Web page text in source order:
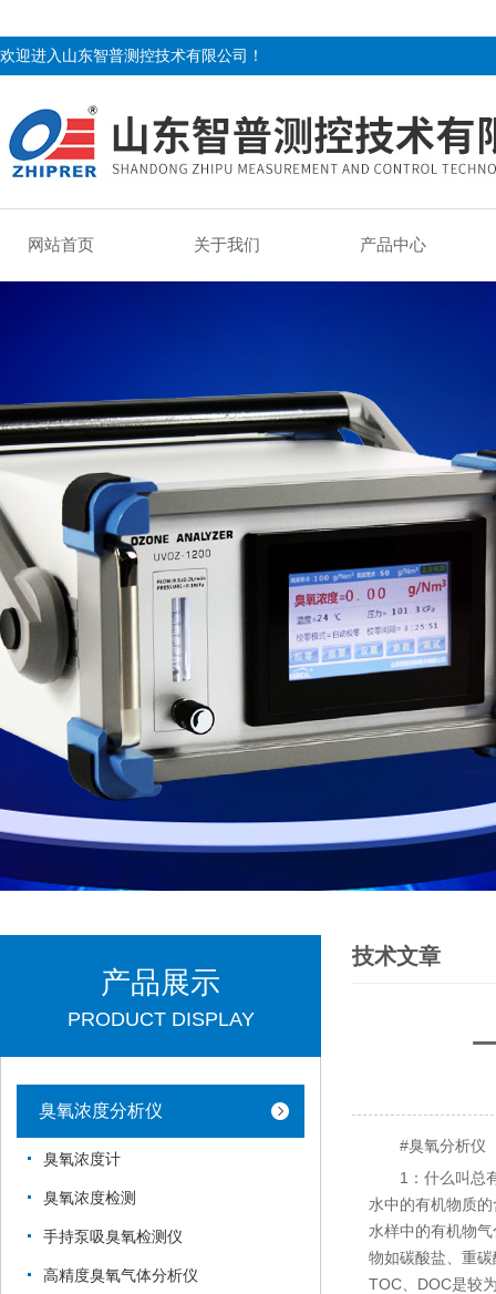
欢迎进入山东智普测控技术有限公司！
网站首页 关于我们 产品中心
产品展示
PRODUCT DISPLAY
臭氧浓度分析仪
臭氧浓度计
臭氧浓度检测
手持泵吸臭氧检测仪
高精度臭氧气体分析仪
技术文章
#臭氧分析仪
1：什么叫总
水中的有机物质
水样中的有机物
物如碳酸盐、重
TOC、DOC是较